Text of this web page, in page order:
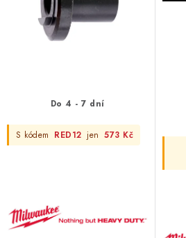
Do 4 - 7 dní
S kódem RED12 jen 573 Kč